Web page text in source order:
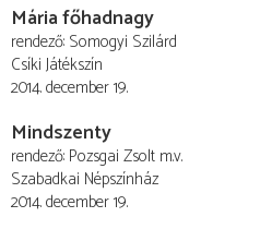
Mária főhadnagy
rendező Somogyi Szilárd
Csíki Játékszín
2014. december 19.
Mindszenty
rendező Pozsgai Zsolt m.v.
Szabadkai Népszínház
2014. december 19.